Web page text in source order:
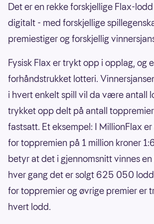
Det er en rekke forskjellige Flax-
digitalt - med forskjellige
premiestiger og forskjellig
Fysisk Flax er trykt opp i opplag, og
forhåndstrukket lotteri.
i hvert enkelt spill vil da være antall
trykket opp delt på antall
fastsatt. Et eksempel: I MillionFlax
for toppremien på 1 million kroner
betyr at det i gjennomsnitt vinnes
hver gang det er solgt 625 050
for toppremier og øvrige premier er
hvert lodd.